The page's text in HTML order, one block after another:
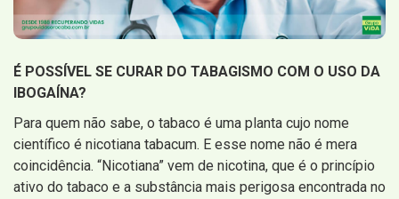
É POSSÍVEL SE CURAR DO TABAGISMO COM O USO DA
IBOGAÍNA?
Para quem não sabe, o tabaco é uma planta cujo nome
científico é nicotiana tabacum. E esse nome não é mera
coincidência. “Nicotiana” vem de nicotina, que é o princípio
ativo do tabaco e a substância mais perigosa encontrada no